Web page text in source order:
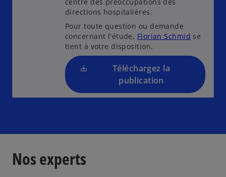
directions hospitalières.
Pour toute question ou demande
concernant l'étude, Florian Schmid se
tient à votre disposition.
Téléchargez la
publication
a
n
s
u
n
n
o
u
l
Nos experts